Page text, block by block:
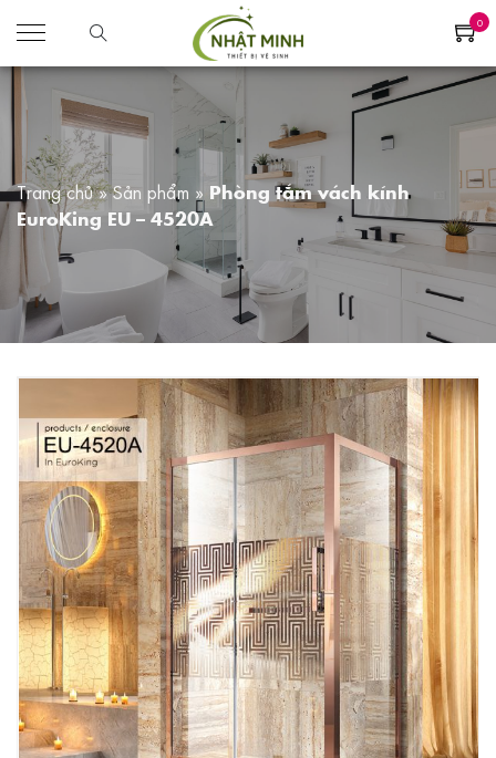
0
Trang chủ»Sản phẩm » Phòng tắm vách kính
EuroKing EU – 4520A